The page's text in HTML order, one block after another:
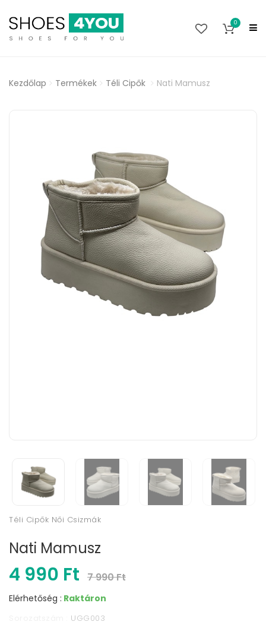
0
Kezdőlap Termékek Téli Cipők Nati Mamusz
Téli Cipők Női Csizmák
Nati Mamusz
4 990 Ft 7 990 Ft
Elérhetőség : Raktáron
UGG003